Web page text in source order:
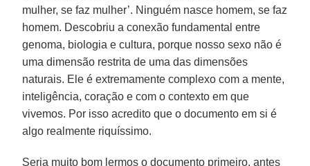
mulher, se faz mulher’. Ninguém nasce homem, se faz
homem. Descobriu a conexão fundamental entre
genoma, biologia e cultura, porque nosso sexo não é
uma dimensão restrita de uma das dimensões
naturais. Ele é extremamente complexo com a mente,
inteligência, coração e com o contexto em que
vivemos. Por isso acredito que o documento em si é
algo realmente riquíssimo.
Seria muito bom lermos o documento primeiro, antes